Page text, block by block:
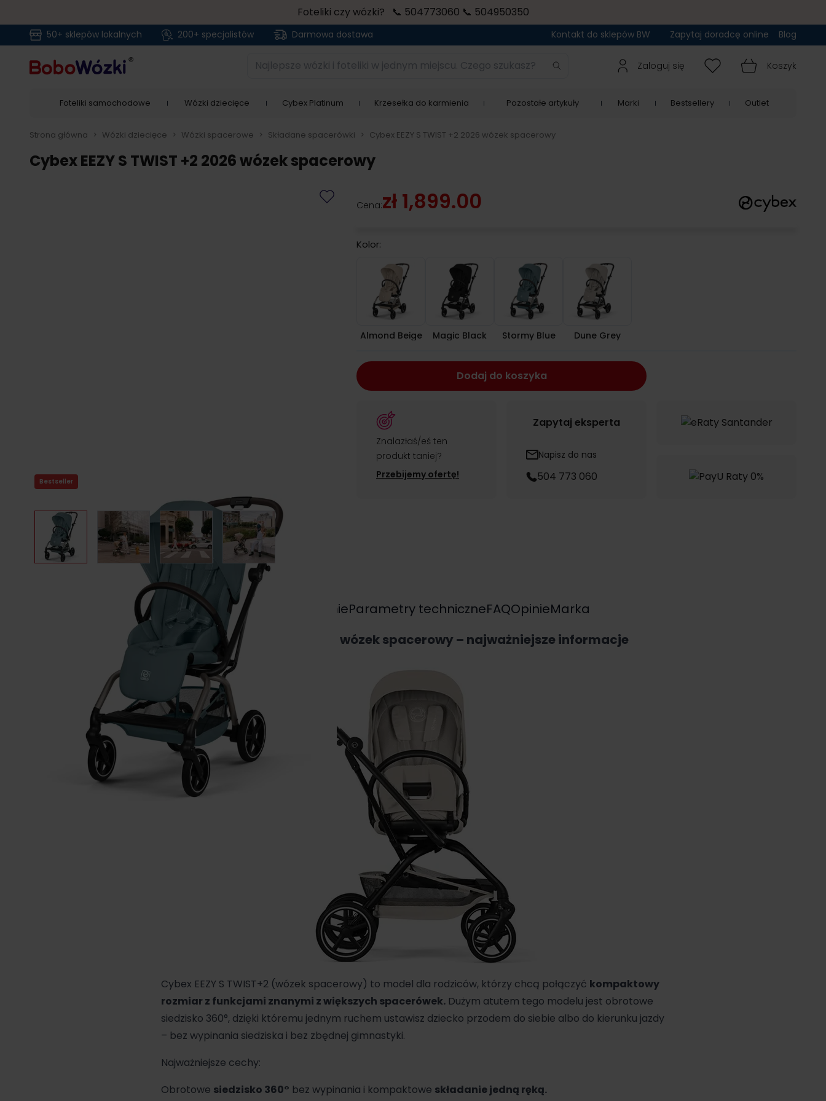
Foteliki czy wózki? 📞 504773060 📞 504950350
50+ sklepów lokalnych 200+ specjalistów Darmowa dostawa Kontakt do sklepów BW Zapytaj doradcę online Blog
Najlepsze wózki i foteliki w jednym miejscu. Czego szukasz? Zaloguj się Koszyk
Foteliki samochodowe Wózki dziecięce Cybex Platinum Krzesełka do karmienia Pozostałe artykuły Marki Bestsellery Outlet
Strona główna > Wózki dziecięce > Wózki spacerowe > Składane spacerówki > Cybex EEZY S TWIST +2 2026 wózek spacerowy
Cybex EEZY S TWIST +2 2026 wózek spacerowy
Bestseller
Cena:zł 1,899.00
Kolor:
Almond Beige
Almond Beige
Magic Black
Magic Black
Stormy Blue
Stormy Blue
Dune Grey
Dune Grey
Dodaj do koszyka
Znalazłaś/eś ten
produkt taniej?
Przebijemy ofertę!
Zapytaj eksperta
Napisz do nas
504 773 060
Opis
Cybex EEZY S TWIST+2 wózek spacerowy – najważniejsze informacje
Cybex EEZY S TWIST+2 (wózek spacerowy) to model dla rodziców, którzy chcą połączyć kompaktowy
rozmiar z funkcjami znanymi z większych spacerówek. Dużym atutem tego modelu jest obrotowe
siedzisko 360°, dzięki któremu jednym ruchem ustawisz dziecko przodem do siebie albo do kierunku jazdy
– bez wypinania siedziska i bez zbędnej gimnastyki.
Najważniejsze cechy:
Obrotowe siedzisko 360° bez wypinania i kompaktowe składanie jedną ręką.
WyposażenieParametry techniczneFAQOpinieMarka